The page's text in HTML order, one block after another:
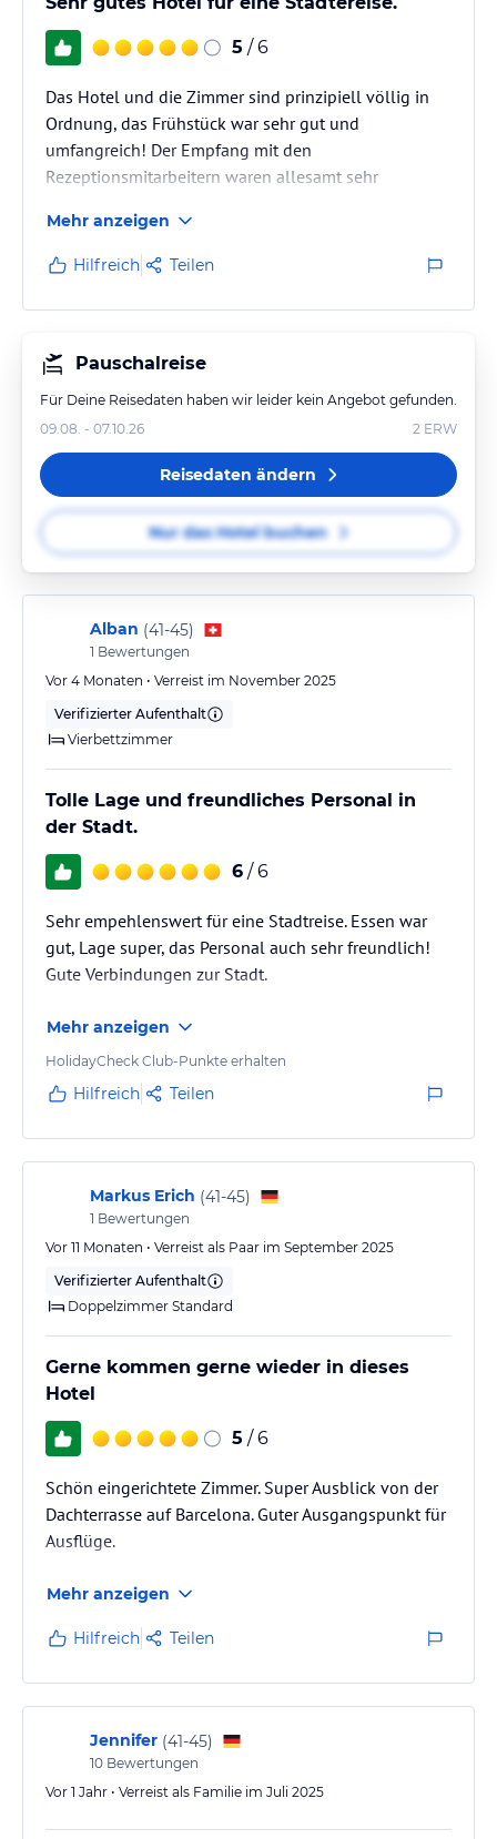
5 / 6
Das Hotel und die Zimmer sind prinzipiell völlig in
Ordnung, das Frühstück war sehr gut und
umfangreich! Der Empfang mit den
Rezeptionsmitarbeitern waren allesamt sehr
Zimmerservice eher als schlecht zu bewerten, da die
benutzten Becher/Gläser nicht gereinigt wurden und
konsequent das zweite Handtuch für die 2. Person
entfernt bzw. weggenommen wurde.
sehr gut, eine Hola/Barcelona Card lohnt sich sehr.
Mehr anzeigen
Hilfreich Teilen
Pauschalreise
Für Deine Reisedaten haben wir leider kein Angebot gefunden.
09.08. - 07.10.26
2 ERW
Reisedaten ändern
Nur das Hotel buchen
Alban (41-45)
1 Bewertungen
Vor 4 Monaten • Verreist im November 2025
Verifizierter Aufenthalt
Vierbettzimmer
Tolle Lage und freundliches Personal in
der Stadt.
6 / 6
Sehr empehlenswert für eine Stadtreise. Essen war
gut, Lage super, das Personal auch sehr freundlich!
Gute Verbindungen zur Stadt.
Mehr anzeigen
HolidayCheck Club-Punkte erhalten
Hilfreich Teilen
Markus Erich (41-45)
1 Bewertungen
Vor 11 Monaten • Verreist als Paar im September 2025
Verifizierter Aufenthalt
Doppelzimmer Standard
Gerne kommen gerne wieder in dieses
Hotel
5 / 6
Schön eingerichtete Zimmer. Super Ausblick von der
Dachterrasse auf Barcelona. Guter Ausgangspunkt für
Ausflüge.
Mehr anzeigen
Hilfreich Teilen
Jennifer (41-45)
10 Bewertungen
Vor 1 Jahr • Verreist als Familie im Juli 2025